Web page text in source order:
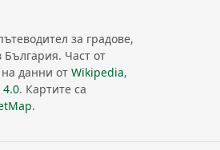
за градове,
България. Част от
данни отWikipedia,
4.0. Картите са
.